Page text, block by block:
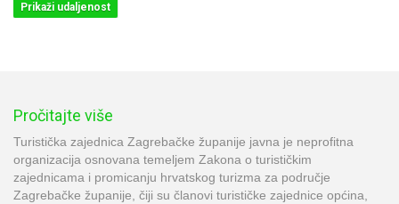
Prikaži udaljenost
Pročitajte više
Turistička zajednica Zagrebačke županije javna je neprofitna
organizacija osnovana temeljem Zakona o turističkim
zajednicama i promicanju hrvatskog turizma za područje
Zagrebačke županije, čiji su članovi turističke zajednice općina,